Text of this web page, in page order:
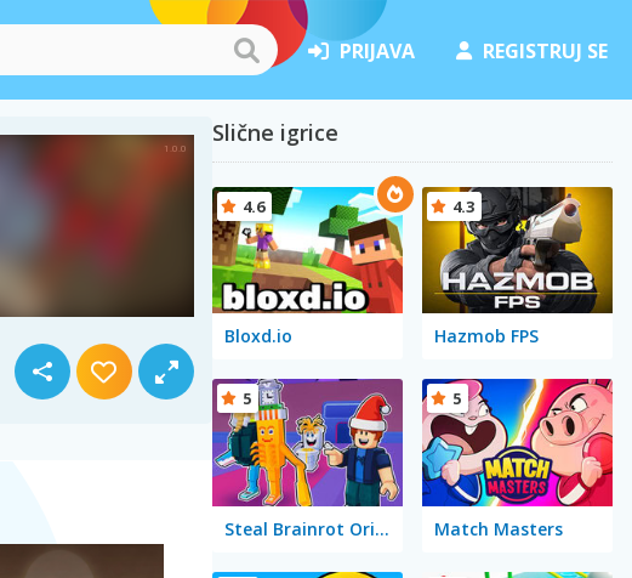
PRIJAVA REGISTRUJ SE
Slične igrice
Bloxd.io
4.6
Hazmob FPS
4.3
Steal Brainrot Original 3D
5
Match Masters
5